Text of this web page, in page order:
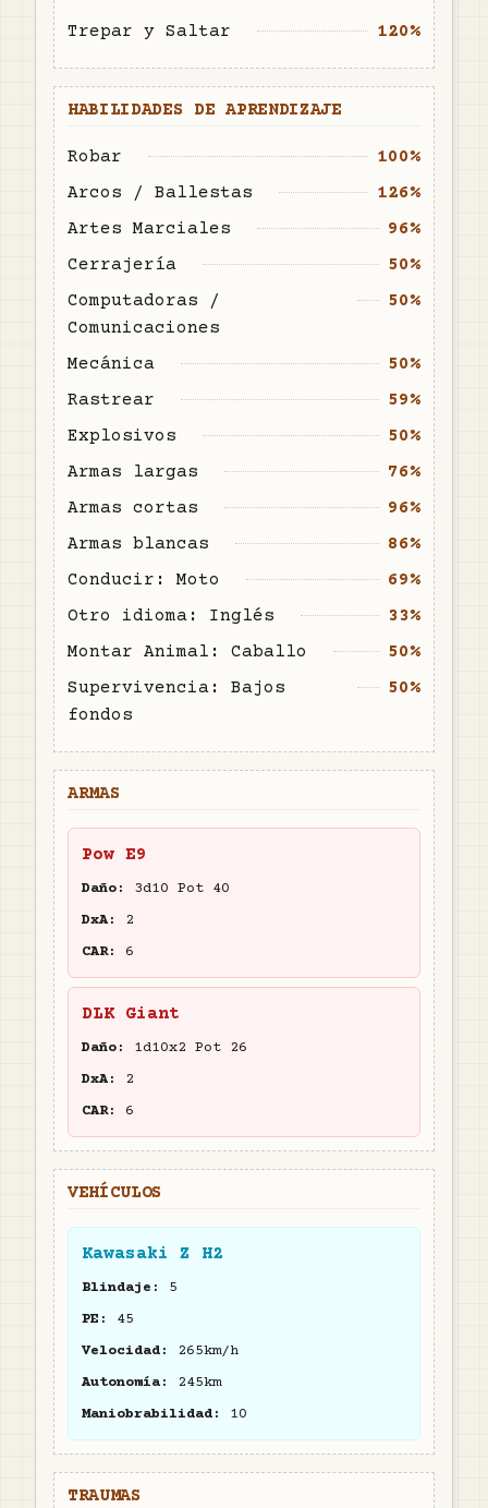
Trepar y Saltar
120%
HABILIDADES DE APRENDIZAJE
Robar
100%
Arcos / Ballestas
126%
Artes Marciales
96%
Cerrajería
50%
Computadoras /
Comunicaciones
50%
Mecánica
50%
Rastrear
59%
Explosivos
50%
Armas largas
76%
Armas cortas
96%
Armas blancas
86%
Conducir: Moto
69%
Otro idioma: Inglés
33%
Montar Animal: Caballo
50%
Supervivencia: Bajos
fondos
50%
ARMAS
Pow E9
Daño:
3d10 Pot 40
DxA:
2
CAR:
6
DLK Giant
Daño:
1d10x2 Pot 26
DxA:
2
CAR:
6
VEHÍCULOS
Kawasaki Z H2
Blindaje:
5
PE:
45
Velocidad:
265km/h
Autonomía:
245km
Maniobrabilidad:
10
TRAUMAS